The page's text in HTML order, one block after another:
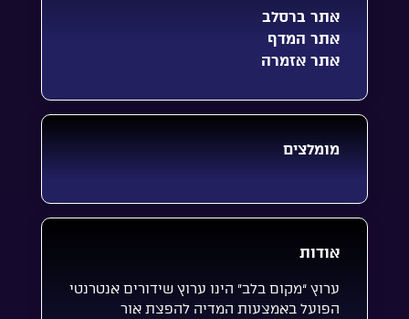
אתר ברסלב
אתר המדף
אתר אזמרה
מומלצים
אודות
ערוץ “מקום בלב” הינו ערוץ שידורים אנטרנטי
הפועל באמצעות המדיה להפצת אור